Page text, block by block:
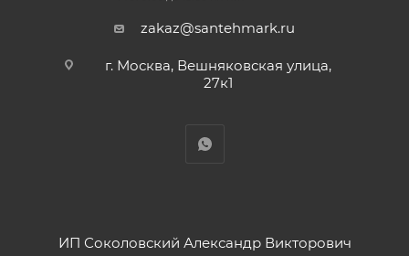
zakaz@santehmark.ru
г. Москва, Вешняковская улица,
27к1
ИП Соколовский Александр Викторович